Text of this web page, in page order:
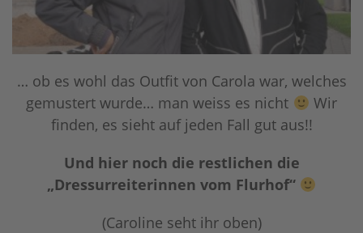
… ob es wohl das Outfit von Carola war, welches
gemustert wurde… man weiss es nicht
Wir
finden, es sieht auf jeden Fall gut aus!!
Und hier noch die restlichen die
„Dressurreiterinnen vom Flurhof“
(Caroline seht ihr oben)